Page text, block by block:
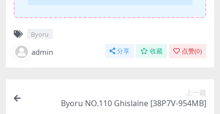
Byoru
admin 分享 收藏 点赞(0)
上一篇
Byoru NO.110 Ghislaine [38P7V-954MB]